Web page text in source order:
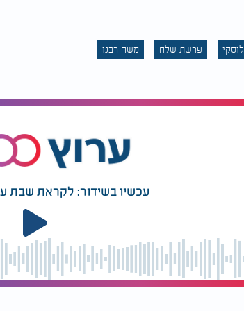
למה אוכלים דגים
בשבת?
ביאר ה'חפץ חיים', כי סוג הסכנה שאיים על
כבד שמא יתנכלו לו לרעה ויפגעו בחייו
רוחנית פנימית
. החשש הגדול לגביו היה
החברתית ההדוקה עם המרגלים, יתקרר
פרשת שלח משה רבנו
עכשיו בשידור: לקראת שבת